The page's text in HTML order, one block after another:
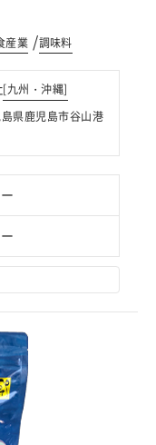
産業 /調味料
[九州・沖縄]
県鹿児島市谷山港
ー
ー